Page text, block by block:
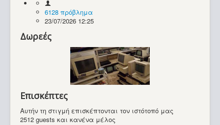
Υπολογιστές
6128 πρόβλημα
23/07/2026 12:25
Δωρεές
Επισκέπτες
Αυτήν τη στιγμή επισκέπτονται τον ιστότοπό μας
2512 guests και κανένα μέλος